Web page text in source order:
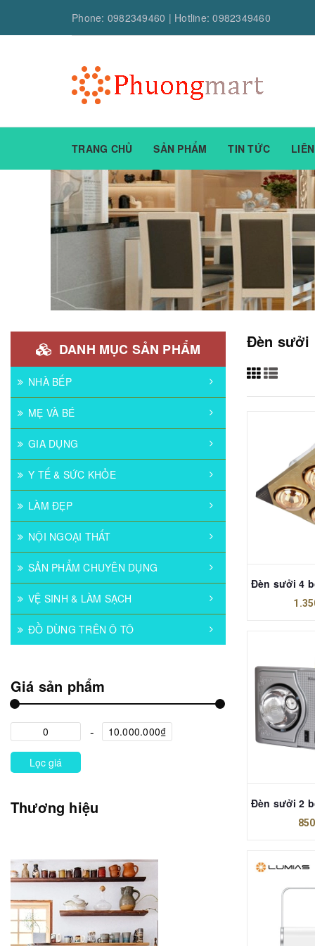
Phone: 0982349460 | Hotline:0982349460
TRANG CHỦ SẢN PHẨM TIN TỨC
Đèn sưởi
DANH MỤC SẢN PHẨM
NHÀ BẾP
MẸ VÀ BÉ
GIA DỤNG
Y TẾ & SỨC KHỎE
LÀM ĐẸP
NỘI NGOẠI THẤT
SẢN PHẨM CHUYÊN DỤNG
VỆ SINH & LÀM SẠCH
ĐỒ DÙNG TRÊN Ô TÔ
Giá sản phẩm
Lọc giá
Thương hiệu